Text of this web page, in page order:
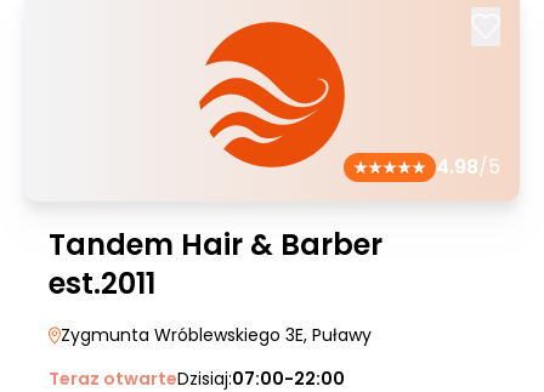
4.98/5
Tandem Hair & Barber
est.2011
Zygmunta Wróblewskiego 3E, Puławy
Teraz otwarteDzisiaj:07:00-22:00